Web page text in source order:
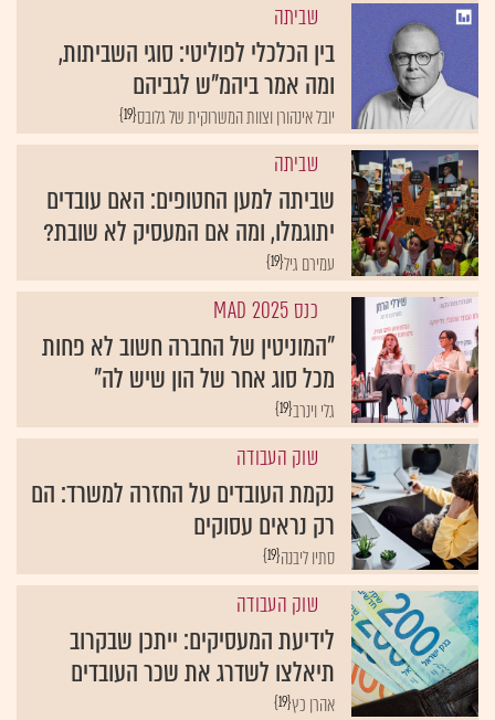
שביתה
בין הכלכלי לפוליטי: סוגי השביתות,
ומה אמר ביהמ"ש לגביהם
{19}יובל אינהורן וצוות המשרוקית של גלובס
שביתה
שביתה למען החטופים: האם עובדים
יתוגמלו, ומה אם המעסיק לא שובת?
{19}עמירם גיל
כנס MAD 2025
"המוניטין של החברה חשוב לא פחות
מכל סוג אחר של הון שיש לה"
{19}גלי וינרב
שוק העבודה
נקמת העובדים על החזרה למשרד: הם
רק נראים עסוקים
{19}סתיו ליבנה
שוק העבודה
לידיעת המעסיקים: ייתכן שבקרוב
תיאלצו לשדרג את שכר העובדים
{19}אהרן כץ